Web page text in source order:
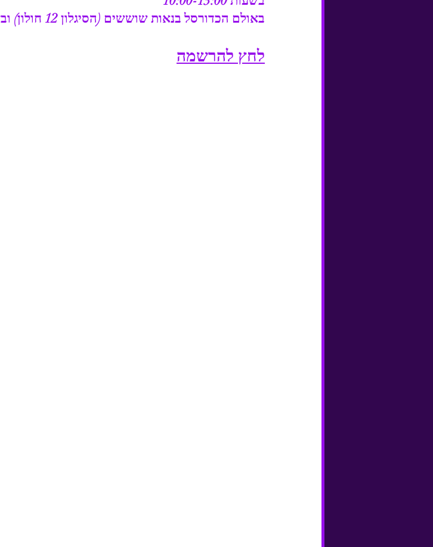
באולם הכדורסל בנאות שוששים (הסיגלון 12 חולון) ובאולם הפחים (אחד במאי 38 חולון)
לחץ להרשמה